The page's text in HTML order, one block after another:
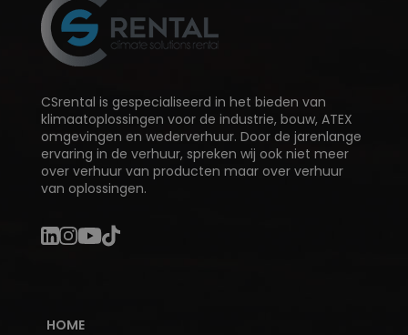
CSrental is gespecialiseerd in het bieden van
klimaatoplossingen voor de industrie, bouw, ATEX
omgevingen en wederverhuur. Door de jarenlange
ervaring in de verhuur, spreken wij ook niet meer
over verhuur van producten maar over verhuur
van oplossingen.
HOME